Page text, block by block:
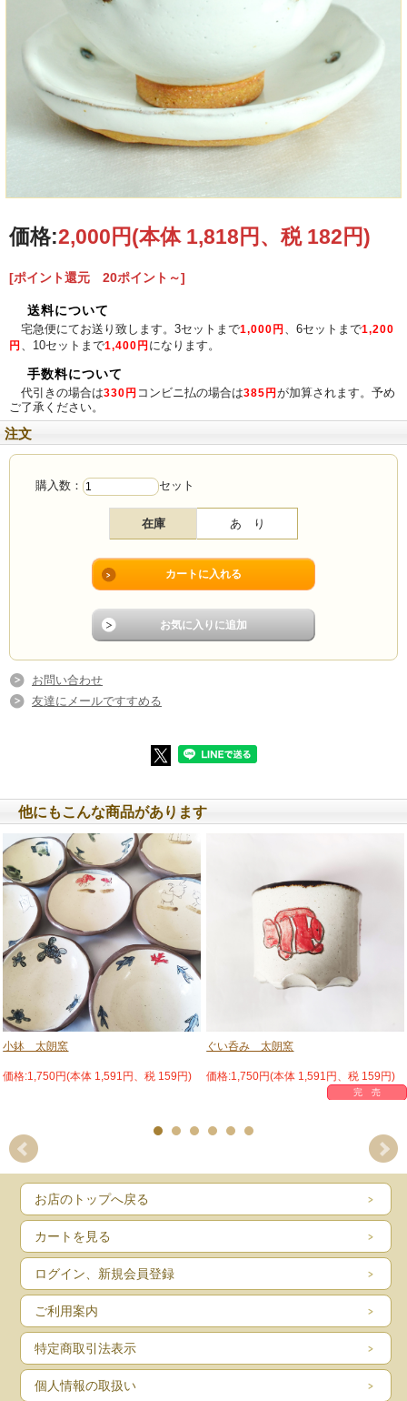
サイズ
湯のみ：約90mm×50mm （口径×高さ）
ソーサー：約105mm×15mm （口径×高さ）
材質 陶器
生産者
※1点1点手作りで生産されているため、商品の色や形・大
価格:2,000円(本体 1,818円、税 182円)
[ポイント還元 20ポイント～]
送料について
宅急便にてお送り致します。3セットまで1,000円 、6セットまで1,200
円 、10セットまで1,400円 になります。
手数料について
代引きの場合は330円 コンビニ払の場合は385円 が加算されます。予め
ご了承ください。
注文
購入数： セット
在庫 あ り
お問い合わせ
友達にメールですすめる
他にもこんな商品があります
小鉢 太朗窯
価格:1,750円(本体 1,591円、税 159円)
ぐい呑み 太朗窯
価格:1,750円(本体 1,591円、税 159円)
完 売
お店のトップへ戻る
カートを見る
ログイン、新規会員登録
ご利用案内
特定商取引法表示
個人情報の取扱い